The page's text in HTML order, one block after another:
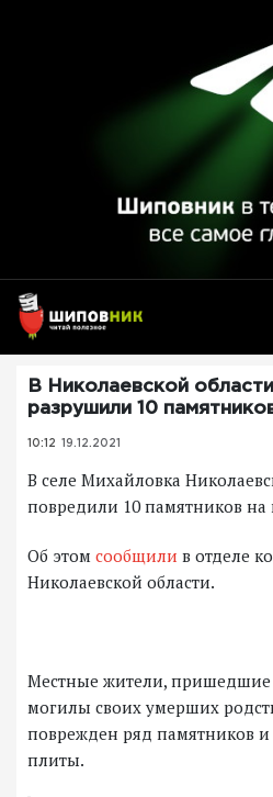
В Николаевской
разрушили 10
10:12 19.12.2021
В селе Михайловка
повредили 10 памятников на
Об этом сообщили в отделе
Николаевской области.
Местные жители, пришедшие
могилы своих умерших
поврежден ряд памятников
плиты.